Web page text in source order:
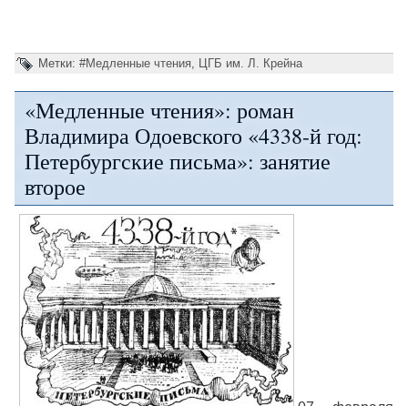
Метки: #Медленные чтения ЦГБ им. Л. Крейна
«Медленные чтения»: роман
Владимира Одоевского «4338-й год:
Петербургские письма»: занятие
второе